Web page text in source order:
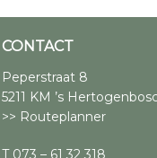
CONTACT
Peperstraat 8
5211 KM ’s
>> Routeplanner
T 073 – 61 32 318